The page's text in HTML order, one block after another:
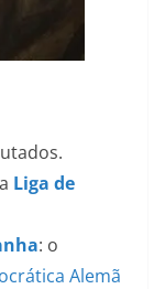
Liga de
: o
Alemã